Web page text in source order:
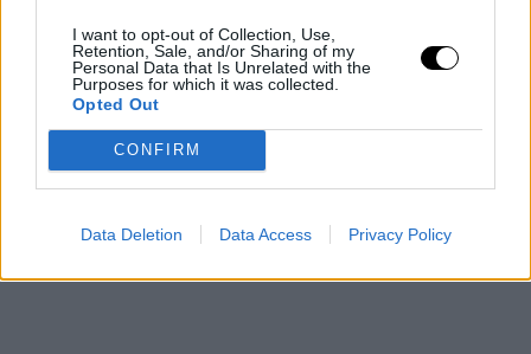
I want to opt-out of Collection, Use,
Retention, Sale, and/or Sharing of my
Personal Data that Is Unrelated with the
Purposes for which it was collected.
Opted Out
CONFIRM
Data Deletion Data Access Privacy Policy